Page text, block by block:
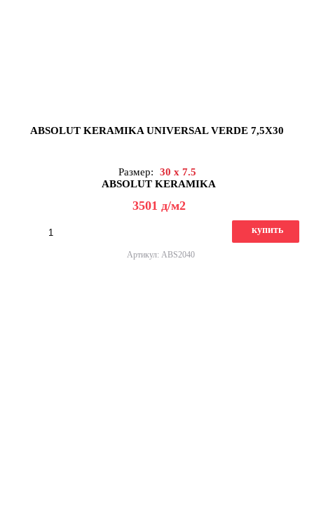
ABSOLUT KERAMIKA UNIVERSAL VERDE 7,5X30
Размер:
30 x 7.5
ABSOLUT KERAMIKA
3501 д/м2
купить
Артикул: ABS2040